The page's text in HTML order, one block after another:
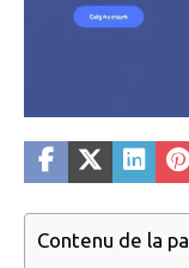
Contenu de la